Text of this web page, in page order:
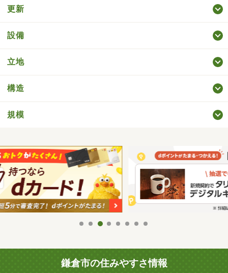
更新
設備
立地
構造
規模
鎌倉市の住みやすさ情報